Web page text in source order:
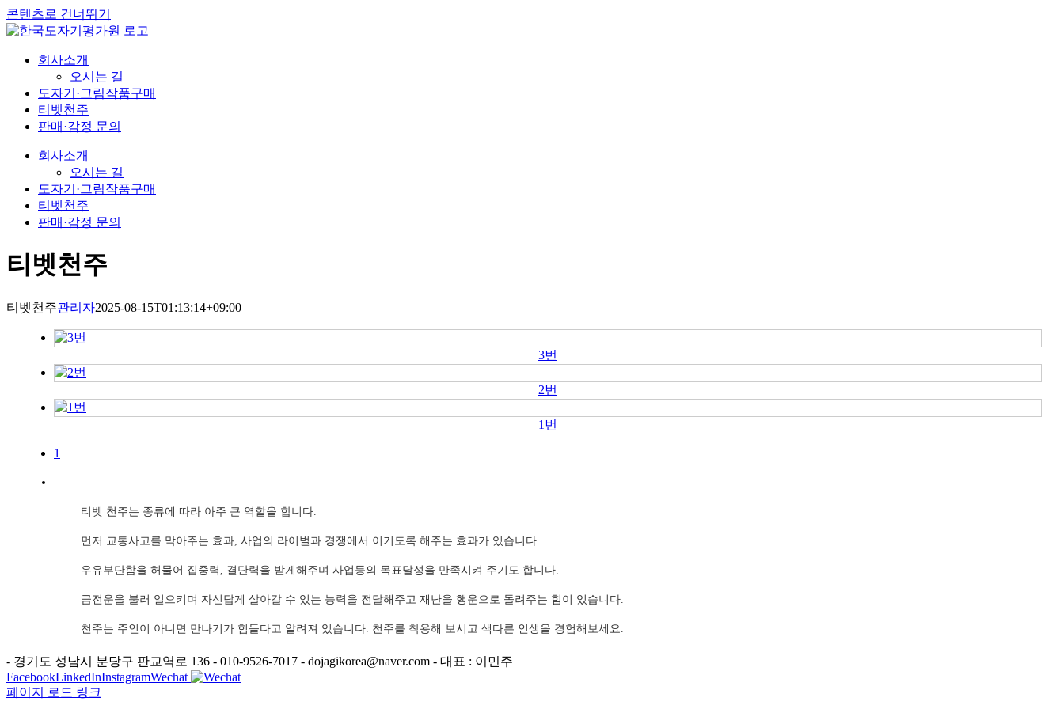
콘텐츠로 건너뛰기
회사소개
오시는 길
도자기·그림작품구매
티벳천주
판매·감정 문의
회사소개
오시는 길
도자기·그림작품구매
티벳천주
판매·감정 문의
티벳천주
티벳천주관리자2025-08-15T01:13:14+09:00
3번
2번
1번
1
티벳 천주는 종류에 따라 아주 큰 역할을 합니다.
먼저 교통사고를 막아주는 효과, 사업의 라이벌과 경쟁에서 이기도록 해주는 효과가 있습니다.
우유부단함을 허물어 집중력, 결단력을 받게해주며 사업등의 목표달성을 만족시켜 주기도 합니다.
금전운을 불러 일으키며 자신답게 살아갈 수 있는 능력을 전달해주고 재난을 행운으로 돌려주는 힘이 있습니다.
천주는 주인이 아니면 만나기가 힘들다고 알려져 있습니다. 천주를 착용해 보시고 색다른 인생을 경험해보세요.
- 경기도 성남시 분당구 판교역로 136 - 010-9526-7017 - dojagikorea@naver.com - 대표 : 이민주
FacebookLinkedInInstagramWechat
페이지 로드 링크